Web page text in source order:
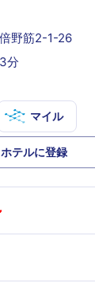
野筋2-1-26
分
マイル
テルに登録